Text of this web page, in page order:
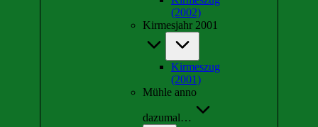
(2002)
Kirmesjahr 2001
Kirmeszug
(2001)
Mühle anno
dazumal…